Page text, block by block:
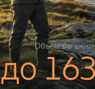
Объем
до